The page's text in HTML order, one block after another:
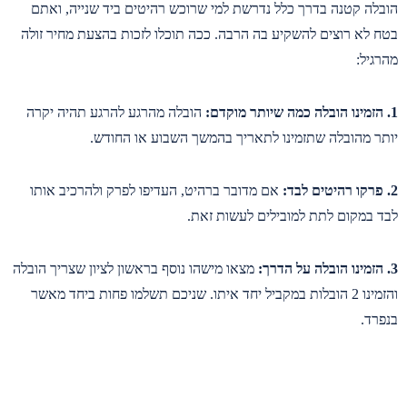
הובלה קטנה בדרך כלל נדרשת למי שרוכש רהיטים ביד שנייה, ואתם
בטח לא רוצים להשקיע בה הרבה. ככה תוכלו לזכות בהצעת מחיר זולה
מהרגיל:
1. הזמינו הובלה כמה שיותר מוקדם:
הובלה מהרגע להרגע תהיה יקרה
יותר מהובלה שתזמינו לתאריך בהמשך השבוע או החודש.
2. פרקו רהיטים לבד:
אם מדובר ברהיט, העדיפו לפרק ולהרכיב אותו
לבד במקום לתת למובילים לעשות זאת.
3. הזמינו הובלה על הדרך:
מצאו מישהו נוסף בראשון לציון שצריך הובלה
והזמינו 2 הובלות במקביל יחד איתו. שניכם תשלמו פחות ביחד מאשר
בנפרד.